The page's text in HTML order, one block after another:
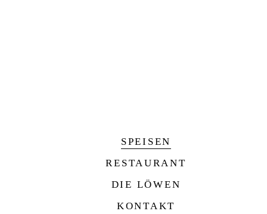
SPEISEN
RESTAURANT
DIE LÖWEN
KONTAKT